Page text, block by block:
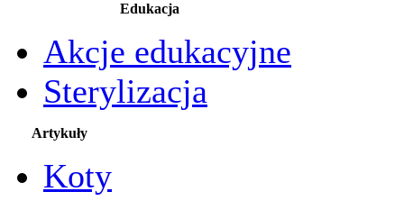
Edukacja
Akcje edukacyjne
Sterylizacja
Artykuły
Koty